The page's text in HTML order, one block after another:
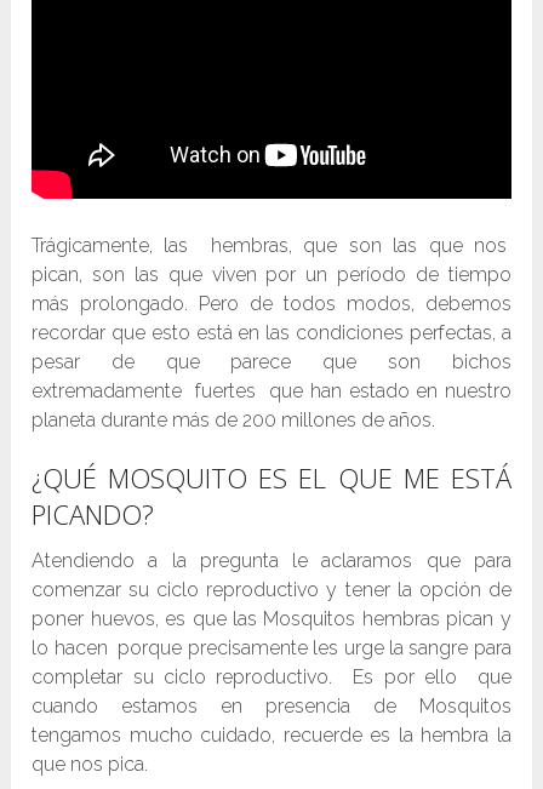
Trágicamente, las hembras, que son las que nos
pican, son las que viven por un período de tiempo
más prolongado. Pero de todos modos, debemos
recordar que esto está en las condiciones perfectas, a
pesar de que parece que son bichos
extremadamente fuertes que han estado en nuestro
planeta durante más de 200 millones de años.
¿QUÉ MOSQUITO ES EL QUE ME ESTÁ
PICANDO?
Atendiendo a la pregunta le aclaramos que para
comenzar su ciclo reproductivo y tener la opción de
poner huevos, es que las Mosquitos hembras pican y
lo hacen porque precisamente les urge la sangre para
completar su ciclo reproductivo. Es por ello que
cuando estamos en presencia de Mosquitos
tengamos mucho cuidado, recuerde es la hembra la
que nos pica.